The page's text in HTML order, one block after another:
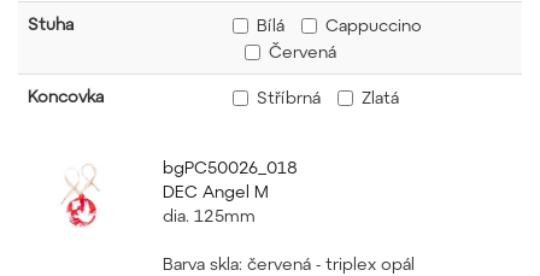
Stuha Bílá
Cappuccino
Červená
Koncovka Stříbrná Zlatá
bgPC50026_018
DEC Angel M
dia. 125mm
Barva skla: červená - triplex opál